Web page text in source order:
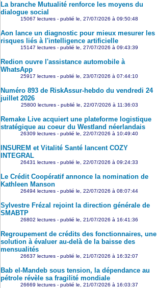
La branche Mutualité renforce les moyens du
dialogue social
15067 lectures - publié le, 27/07/2026 à 09:50:48
Aon lance un diagnostic pour mieux mesurer les
risques liés à l'intelligence artificielle
15147 lectures - publié le, 27/07/2026 à 09:43:39
Redion ouvre l'assistance automobile à
WhatsApp
25917 lectures - publié le, 23/07/2026 à 07:44:10
Numéro 893 de RiskAssur-hebdo du vendredi 24
juillet 2026
25800 lectures - publié le, 22/07/2026 à 11:36:03
Remake Live acquiert une plateforme logistique
stratégique au coeur du Westland néerlandais
26309 lectures - publié le, 22/07/2026 à 10:49:40
INSUREM et Vitalité Santé lancent COZY
INTEGRAL
26431 lectures - publié le, 22/07/2026 à 09:24:33
Le Crédit Coopératif annonce la nomination de
Kathleen Manson
26494 lectures - publié le, 22/07/2026 à 08:07:44
Sylvestre Frézal rejoint la direction générale de
SMABTP
26802 lectures - publié le, 21/07/2026 à 16:41:36
Regroupement de crédits des fonctionnaires, une
solution à évaluer au-delà de la baisse des
mensualités
26637 lectures - publié le, 21/07/2026 à 16:32:07
Bab el-Mandeb sous tension, la dépendance au
pétrole révèle sa fragilité mondiale
26669 lectures - publié le, 21/07/2026 à 16:03:37